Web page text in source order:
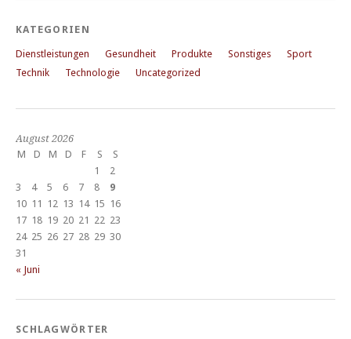
KATEGORIEN
Dienstleistungen Gesundheit Produkte Sonstiges
Sport
Technik
Technologie Uncategorized
August 2026
M
D M D F S
S
1
2
3
4 5 6 7 8
9
10 11 12 13 14 15 16
17 18 19 20 21 22 23
24 25 26 27 28 29 30
31
« Juni
SCHLAGWÖRTER